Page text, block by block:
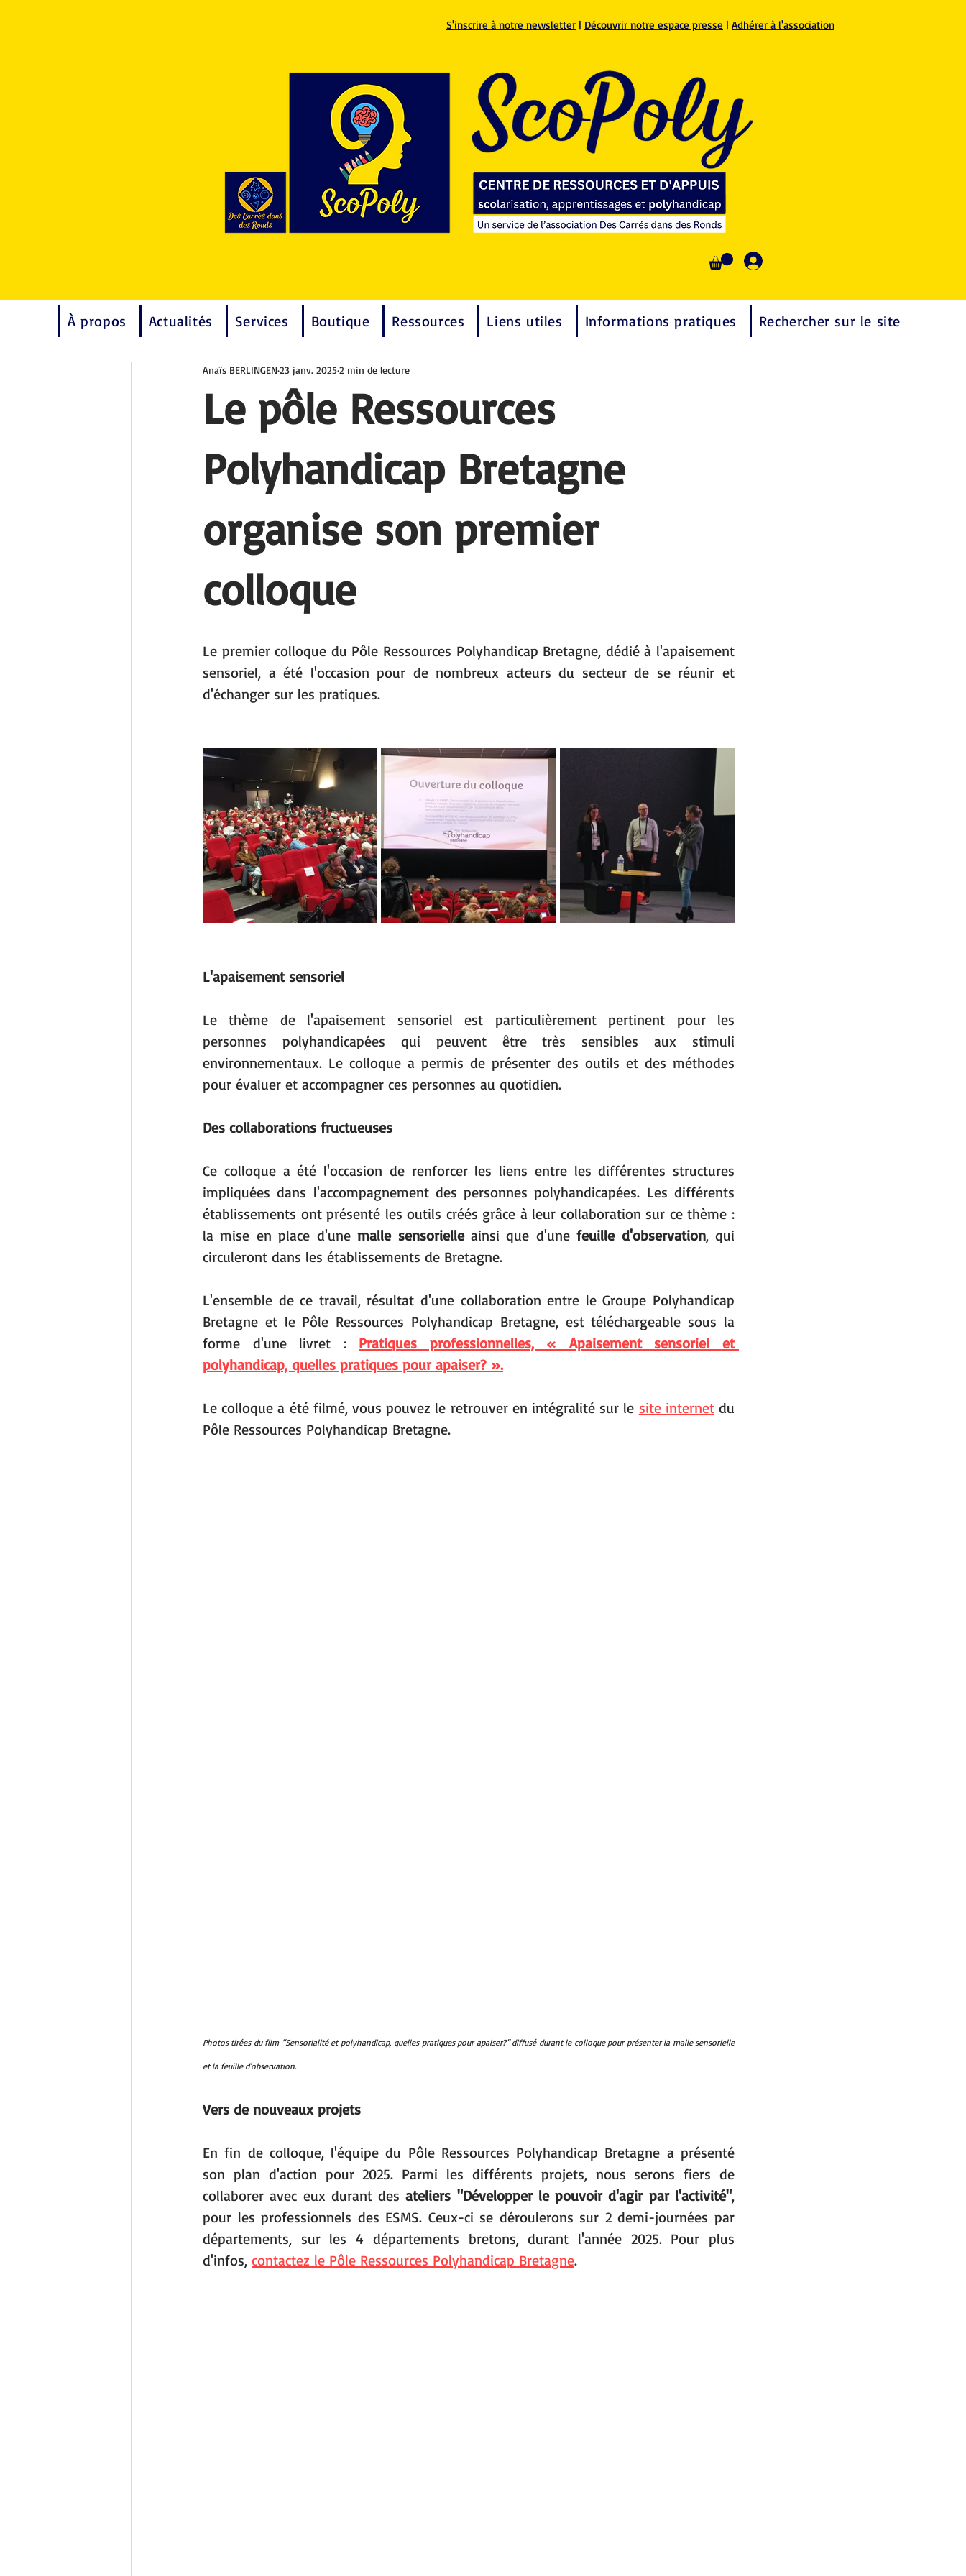
S'inscrire à notre newsletter | Découvrir notre espace presse | Adhérer à l'association
À propos Actualités Services Boutique Ressources Liens utiles Informations pratiques Rechercher sur le site
Le pôle Ressources
Polyhandicap Bretagne
organise son premier
colloque
Anaïs BERLINGEN23 janv. 20252 min de lecture
Le premier colloque du Pôle Ressources Polyhandicap Bretagne, dédié à l'apaisement
sensoriel, a été l'occasion pour de nombreux acteurs du secteur de se réunir et
d'échanger sur les pratiques.
L'apaisement sensoriel
Le thème de l'apaisement sensoriel est particulièrement pertinent pour les
personnes polyhandicapées qui peuvent être très sensibles aux stimuli
environnementaux. Le colloque a permis de présenter des outils et des méthodes
pour évaluer et accompagner ces personnes au quotidien.
Des collaborations fructueuses
Ce colloque a été l'occasion de renforcer les liens entre les différentes structures
impliquées dans l'accompagnement des personnes polyhandicapées. Les différents
établissements ont présenté les outils créés grâce à leur collaboration sur ce thème :
la mise en place d'une malle sensorielle ainsi que d'une feuille d'observation, qui
circuleront dans les établissements de Bretagne.
L'ensemble de ce travail, résultat d'une collaboration entre le Groupe Polyhandicap
Bretagne et le Pôle Ressources Polyhandicap Bretagne, est téléchargeable sous la
forme d'une livret : Pratiques professionnelles, « Apaisement sensoriel et
polyhandicap, quelles pratiques pour apaiser? ».
Le colloque a été filmé, vous pouvez le retrouver en intégralité sur le site internet du
Pôle Ressources Polyhandicap Bretagne.
Photos tirées du film “Sensorialité et polyhandicap, quelles pratiques pour apaiser?” diffusé durant le colloque pour présenter la malle sensorielle
et la feuille d'observation.
Vers de nouveaux projets
En fin de colloque, l'équipe du Pôle Ressources Polyhandicap Bretagne a présenté
son plan d'action pour 2025. Parmi les différents projets, nous serons fiers de
collaborer avec eux durant des ateliers "Développer le pouvoir d'agir par l'activité",
pour les professionnels des ESMS. Ceux-ci se déroulerons sur 2 demi-journées par
départements, sur les 4 départements bretons, durant l'année 2025. Pour plus
d'infos, contactez le Pôle Ressources Polyhandicap Bretagne.